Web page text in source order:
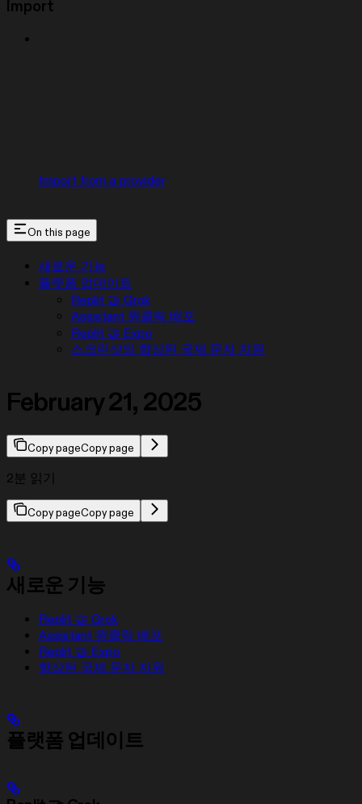
Import
Import from a provider
On this page
새로운 기능
플랫폼 업데이트
Replit 🤝 Grok
Assistant 원클릭 배포
Replit 🤝 Expo
스크린샷의 향상된 국제 문자 지원
February 21, 2025
Copy pageCopy page
2분 읽기
Copy pageCopy page
새로운 기능
Replit 🤝 Grok
Assistant 원클릭 배포
Replit 🤝 Expo
향상된 국제 문자 지원
플랫폼 업데이트